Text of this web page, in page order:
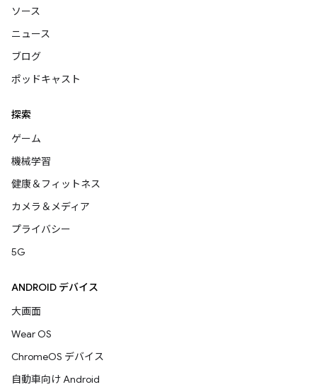
ソース
ニュース
ブログ
ポッドキャスト
探索
ゲーム
機械学習
健康＆フィットネス
カメラ＆メディア
プライバシー
5G
ANDROID デバイス
大画面
Wear OS
ChromeOS デバイス
自動車向け Android